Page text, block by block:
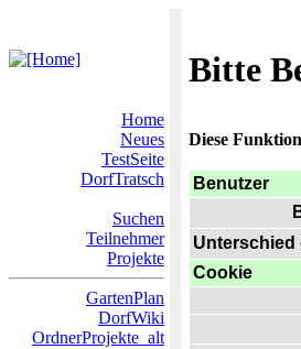
Bitte
Home
Neues
TestSeite
DorfTratsch
Suchen
Teilnehmer
Projekte
GartenPlan
DorfWiki
OrdnerProjekte_alt
Diese
Benutzer
Unterschied
Cookie